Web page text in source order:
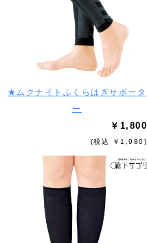
★ムクナイトふくらはぎサポータ
ー
￥1,800
(税込 ￥1,980)